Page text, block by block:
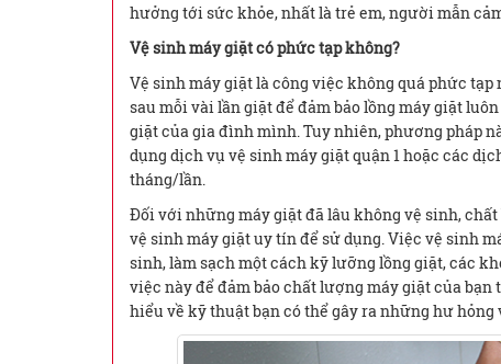
hưởng tới sức khỏe, nhất là trẻ em, người mẫn
Vệ sinh máy giặt có phức tạp không?
Vệ sinh máy giặt là công việc không quá phức
sau mỗi vài lần giặt để đảm bảo lồng máy giặt
giặt của gia đình mình. Tuy nhiên, phương pháp
dụng dịch vụ vệ sinh máy giặt quận 1 hoặc các
tháng/lần.
Đối với những máy giặt đã lâu không vệ sinh,
vệ sinh máy giặt uy tín để sử dụng. Việc vệ sinh
sinh, làm sạch một cách kỹ lưỡng lồng giặt, các
việc này để đảm bảo chất lượng máy giặt của
hiểu về kỹ thuật bạn có thể gây ra những hư